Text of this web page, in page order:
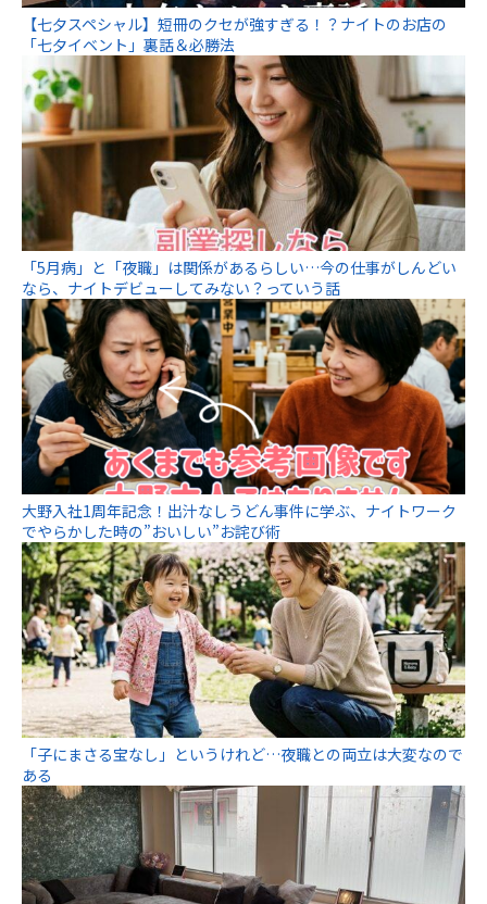
【七夕スペシャル】短冊のクセが強すぎる！？ナイトのお店の
「七夕イベント」裏話＆必勝法
「5月病」と「夜職」は関係があるらしい…今の仕事がしんどい
なら、ナイトデビューしてみない？っていう話
大野入社1周年記念！出汁なしうどん事件に学ぶ、ナイトワーク
でやらかした時の”おいしい”お詫び術
「子にまさる宝なし」というけれど…夜職との両立は大変なので
ある